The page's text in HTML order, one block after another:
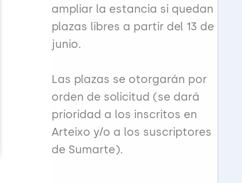
ampliar la estancia si quedan
plazas libres a partir del 13 de
junio.
Las plazas se otorgarán por
orden de solicitud (se dará
prioridad a los inscritos en
Arteixo y/o a los suscriptores
de Sumarte).